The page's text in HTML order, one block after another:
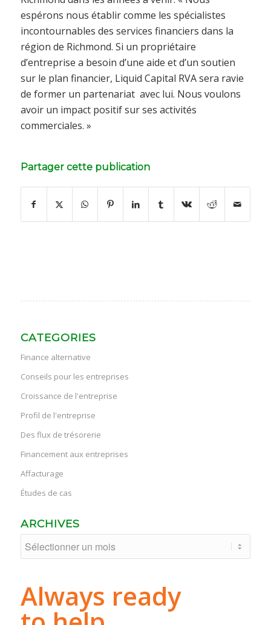
espérons nous établir comme les spécialistes
incontournables des services financiers dans la
région de Richmond. Si un propriétaire
d’entreprise a besoin d’une aide et d’un soutien
sur le plan financier, Liquid Capital RVA sera ravie
de former un partenariat avec lui. Nous voulons
avoir un impact positif sur ses activités
commerciales. »
Partager cette publication
CATEGORIES
Finance alternative
Conseils pour les entreprises
Croissance de l'entreprise
Profil de l'entreprise
Des flux de trésorerie
Financement aux entreprises
Affacturage
Études de cas
ARCHIVES
Always ready